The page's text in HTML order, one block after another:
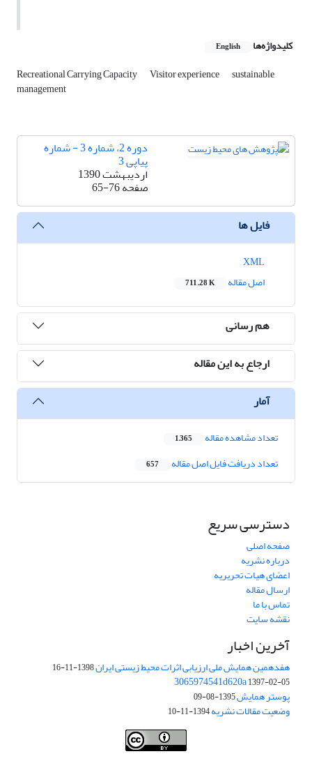
کلیدواژه‌ها English
Recreational Carrying Capacity Visitor experience sustainable
management
دوره 2، شماره 3 - شماره
پیاپی 3
اردیبهشت 1390
صفحه65-76
فایل ها
اصل مقاله
711.28 K
هم رسانی
ارجاع به این مقاله
آمار
تعداد مشاهده مقاله 1,365
تعداد دریافت فایل اصل مقاله 657
دسترسی سریع
صفحه اصلی
درباره نشریه
اعضای هیات تحریریه
ارسال مقاله
تماس با ما
نقشه سایت
آخرین اخبار
هفدهمین همایش ملی ارزیابی اثرات محیط زیستی ایران1398-11-16
3065974541d620a1397-02-05
پوستر همایش1395-08-09
وضعیت مقالات نشریه1394-11-10